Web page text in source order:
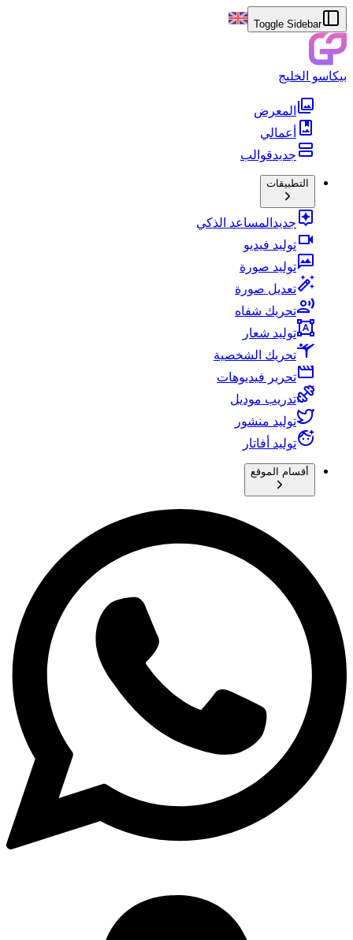
Toggle Sidebar
بيكاسو الخليج
المعرض
أعمالي
جديدقوالب
التطبيقات
جديد المساعد الذكي
توليد فيديو
توليد صورة
تعديل صورة
تحريك شفاه
توليد شعار
تحريك الشخصية
تحرير فيديوهات
تدريب موديل
توليد منشور
توليد أفاتار
أقسام الموقع